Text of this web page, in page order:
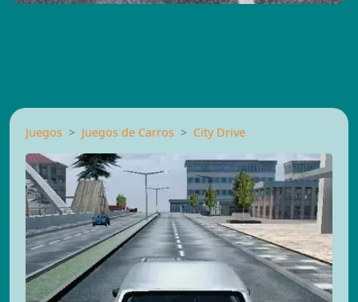
Juegos Juegos de Carros City Drive